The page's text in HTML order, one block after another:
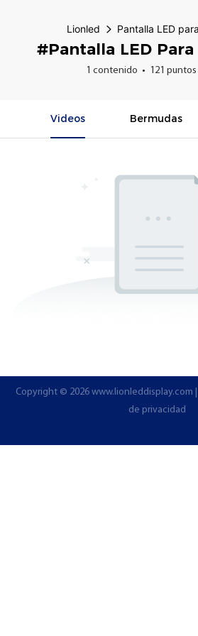
Lionled Pantalla LED
#Pantalla LED
1 contenido 121
Videos Bermudas
Copyright © 2026 www.lionleddisplay.com
de privacidad